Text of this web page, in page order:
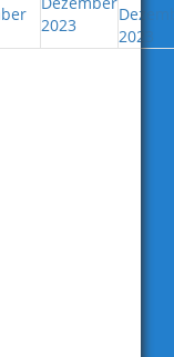
2023
2023